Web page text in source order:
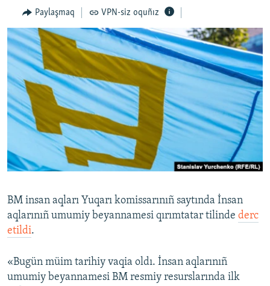
İNSAN AQLARI
VİDEO
SÜRET
BLOGLAR
FİKİR
Русский
Українською
Paylaşmaq VPN-siz oquñız
BM insan aqları Yuqarı komissarınıñ saytında İnsan
aqlarınıñ umumiy beyannamesi qırımtatar tilinde derc
etildi.
«Bugün müim tarihiy vaqia oldı. İnsan aqlarınıñ
umumiy beyannamesi BM resmiy resurslarında ilk